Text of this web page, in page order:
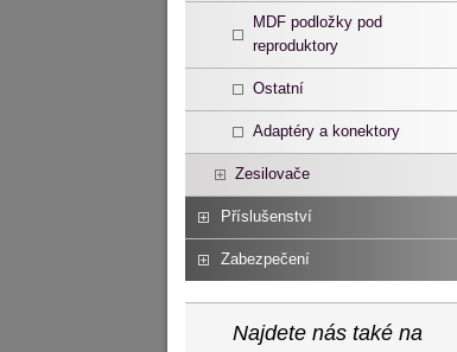
MDF podložky pod
reproduktory
Ostatní
Adaptéry a konektory
Zesilovače
Příslušenství
Zabezpečení
Najdete nás také na